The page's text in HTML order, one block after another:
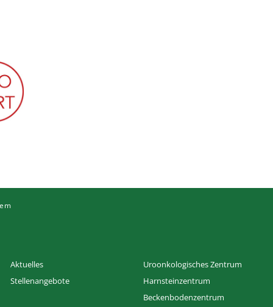
Aktuelles
Stellenangebote
Uroonkologisches Zentrum
Harnsteinzentrum
Beckenbodenzentrum